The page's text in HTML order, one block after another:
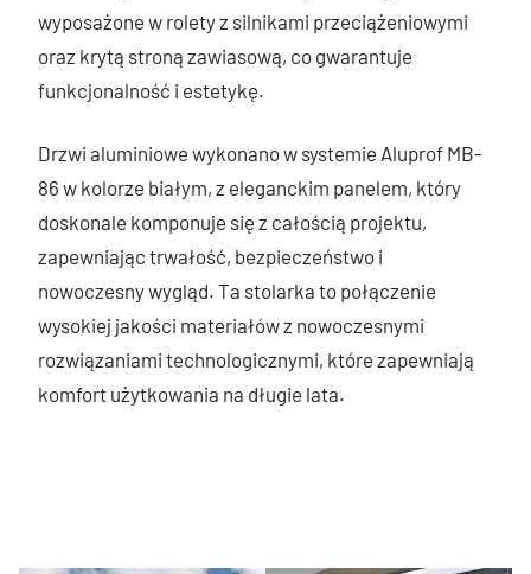
wyposażone w rolety z silnikami przeciążeniowymi
oraz krytą stroną zawiasową, co gwarantuje
funkcjonalność i estetykę.
Drzwi aluminiowe wykonano w systemie Aluprof MB-
86 w kolorze białym, z eleganckim panelem, który
doskonale komponuje się z całością projektu,
zapewniając trwałość, bezpieczeństwo i
nowoczesny wygląd. Ta stolarka to połączenie
wysokiej jakości materiałów z nowoczesnymi
rozwiązaniami technologicznymi, które zapewniają
komfort użytkowania na długie lata.